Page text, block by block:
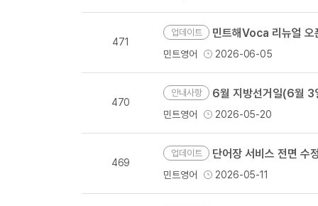
471
업데이트 민트해Voca 리뉴얼 오
민트영어 2026-06-05
470
안내사항 6월 지방선거일(6월 3일
민트영어 2026-05-20
469
업데이트 단어장 서비스 전면 수
민트영어 2026-05-11